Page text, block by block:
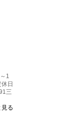
1
日
三
見る